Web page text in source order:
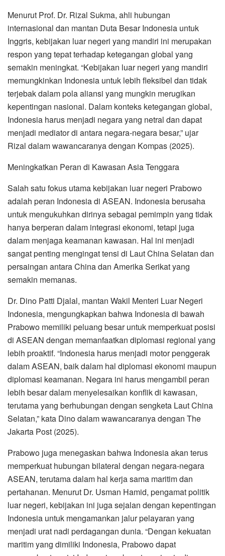
Menurut Prof. Dr. Rizal Sukma, ahli hubungan
internasional dan mantan Duta Besar Indonesia untuk
Inggris, kebijakan luar negeri yang mandiri ini merupakan
respon yang tepat terhadap ketegangan global yang
semakin meningkat. “Kebijakan luar negeri yang mandiri
memungkinkan Indonesia untuk lebih fleksibel dan tidak
terjebak dalam pola aliansi yang mungkin merugikan
kepentingan nasional. Dalam konteks ketegangan global,
Indonesia harus menjadi negara yang netral dan dapat
menjadi mediator di antara negara-negara besar,” ujar
Rizal dalam wawancaranya dengan Kompas (2025).
Meningkatkan Peran di Kawasan Asia Tenggara
Salah satu fokus utama kebijakan luar negeri Prabowo
adalah peran Indonesia di ASEAN. Indonesia berusaha
untuk mengukuhkan dirinya sebagai pemimpin yang tidak
hanya berperan dalam integrasi ekonomi, tetapi juga
dalam menjaga keamanan kawasan. Hal ini menjadi
sangat penting mengingat tensi di Laut China Selatan dan
persaingan antara China dan Amerika Serikat yang
semakin memanas.
Dr. Dino Patti Djalal, mantan Wakil Menteri Luar Negeri
Indonesia, mengungkapkan bahwa Indonesia di bawah
Prabowo memiliki peluang besar untuk memperkuat posisi
di ASEAN dengan memanfaatkan diplomasi regional yang
lebih proaktif. “Indonesia harus menjadi motor penggerak
dalam ASEAN, baik dalam hal diplomasi ekonomi maupun
diplomasi keamanan. Negara ini harus mengambil peran
lebih besar dalam menyelesaikan konflik di kawasan,
terutama yang berhubungan dengan sengketa Laut China
Selatan,” kata Dino dalam wawancaranya dengan The
Jakarta Post (2025).
Prabowo juga menegaskan bahwa Indonesia akan terus
memperkuat hubungan bilateral dengan negara-negara
ASEAN, terutama dalam hal kerja sama maritim dan
pertahanan. Menurut Dr. Usman Hamid, pengamat politik
luar negeri, kebijakan ini juga sejalan dengan kepentingan
Indonesia untuk mengamankan jalur pelayaran yang
menjadi urat nadi perdagangan dunia. “Dengan kekuatan
maritim yang dimiliki Indonesia, Prabowo dapat